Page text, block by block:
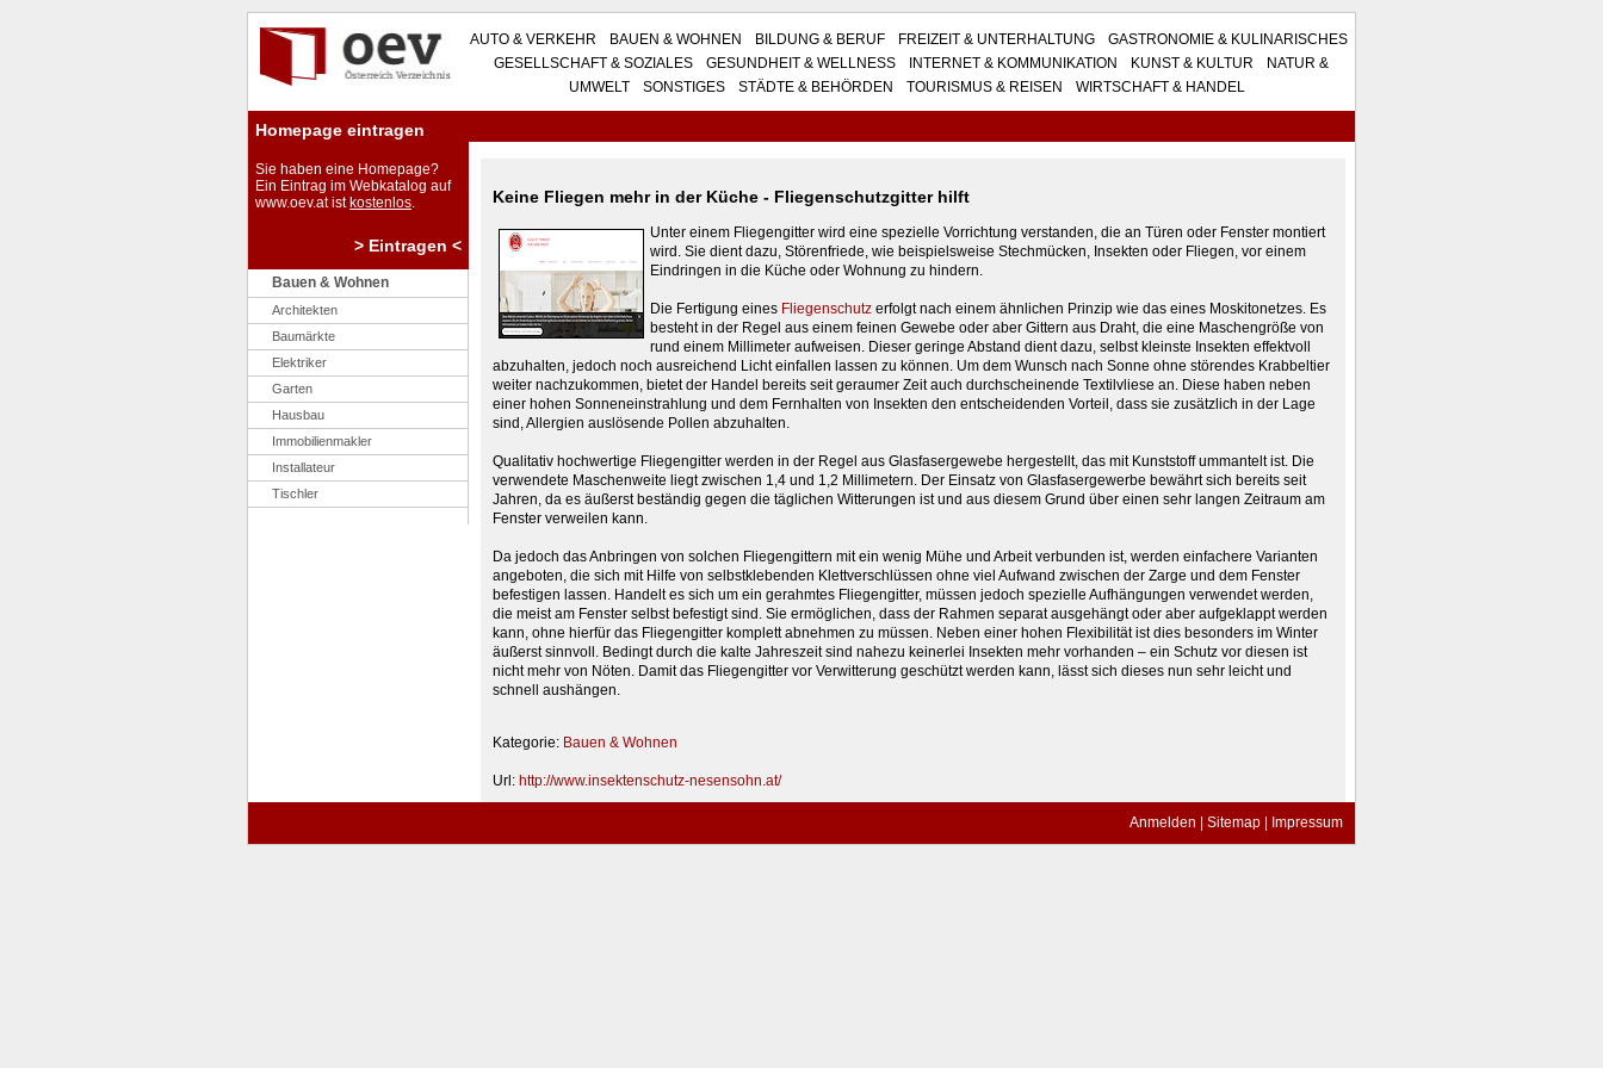
AUTO & VERKEHR BAUEN & WOHNEN BILDUNG & BERUF FREIZEIT & UNTERHALTUNG
GASTRONOMIE & KULINARISCHES
GESELLSCHAFT & SOZIALES
GESUNDHEIT & WELLNESS INTERNET & KOMMUNIKATION KUNST & KULTUR
NATUR &
UMWELT
SONSTIGES STÄDTE & BEHÖRDEN TOURISMUS & REISEN WIRTSCHAFT & HANDEL
Homepage eintragen
Sie haben eine Homepage?
Ein Eintrag im Webkatalog auf
www.oev.at ist kostenlos.
> Eintragen <
Bauen & Wohnen
Architekten
Baumärkte
Elektriker
Garten
Hausbau
Immobilienmakler
Installateur
Tischler
Keine Fliegen mehr in der Küche - Fliegenschutzgitter hilft
Unter einem Fliegengitter wird eine spezielle Vorrichtung verstanden, die an Türen oder Fenster montiert
wird. Sie dient dazu, Störenfriede, wie beispielsweise Stechmücken, Insekten oder Fliegen, vor einem
Eindringen in die Küche oder Wohnung zu hindern.
Die Fertigung eines Fliegenschutz erfolgt nach einem ähnlichen Prinzip wie das eines Moskitonetzes. Es
besteht in der Regel aus einem feinen Gewebe oder aber Gittern aus Draht, die eine Maschengröße von
rund einem Millimeter aufweisen. Dieser geringe Abstand dient dazu, selbst kleinste Insekten effektvoll
abzuhalten, jedoch noch ausreichend Licht einfallen lassen zu können. Um dem Wunsch nach Sonne ohne störendes Krabbeltier
weiter nachzukommen, bietet der Handel bereits seit geraumer Zeit auch durchscheinende Textilvliese an. Diese haben neben
einer hohen Sonneneinstrahlung und dem Fernhalten von Insekten den entscheidenden Vorteil, dass sie zusätzlich in der Lage
sind, Allergien auslösende Pollen abzuhalten.
Qualitativ hochwertige Fliegengitter werden in der Regel aus Glasfasergewebe hergestellt, das mit Kunststoff ummantelt ist. Die
verwendete Maschenweite liegt zwischen 1,4 und 1,2 Millimetern. Der Einsatz von Glasfasergewerbe bewährt sich bereits seit
Jahren, da es äußerst beständig gegen die täglichen Witterungen ist und aus diesem Grund über einen sehr langen Zeitraum am
Fenster verweilen kann.
Da jedoch das Anbringen von solchen Fliegengittern mit ein wenig Mühe und Arbeit verbunden ist, werden einfachere Varianten
angeboten, die sich mit Hilfe von selbstklebenden Klettverschlüssen ohne viel Aufwand zwischen der Zarge und dem Fenster
befestigen lassen. Handelt es sich um ein gerahmtes Fliegengitter, müssen jedoch spezielle Aufhängungen verwendet werden,
die meist am Fenster selbst befestigt sind. Sie ermöglichen, dass der Rahmen separat ausgehängt oder aber aufgeklappt werden
kann, ohne hierfür das Fliegengitter komplett abnehmen zu müssen. Neben einer hohen Flexibilität ist dies besonders im Winter
äußerst sinnvoll. Bedingt durch die kalte Jahreszeit sind nahezu keinerlei Insekten mehr vorhanden – ein Schutz vor diesen ist
nicht mehr von Nöten. Damit das Fliegengitter vor Verwitterung geschützt werden kann, lässt sich dieses nun sehr leicht und
schnell aushängen.
Kategorie: Bauen & Wohnen
Url: http://www.insektenschutz-nesensohn.at/
Anmelden Sitemap Impressum